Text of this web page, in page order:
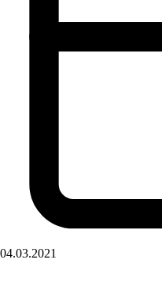
04.03.2021